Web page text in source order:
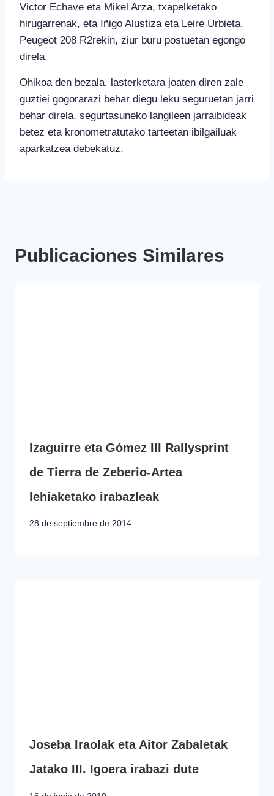
Victor Echave eta Mikel Arza, txapelketako
hirugarrenak, eta Iñigo Alustiza eta Leire Urbieta,
Peugeot 208 R2rekin, ziur buru postuetan egongo
direla.
Ohikoa den bezala, lasterketara joaten diren zale
guztiei gogorarazi behar diegu leku seguruetan jarri
behar direla, segurtasuneko langileen jarraibideak
betez eta kronometratutako tarteetan ibilgailuak
aparkatzea debekatuz.
Publicaciones Similares
Izaguirre eta Gómez III Rallysprint
de Tierra de Zeberio-Artea
lehiaketako irabazleak
28 de septiembre de 2014
Joseba Iraolak eta Aitor Zabaletak
Jatako III. Igoera irabazi dute